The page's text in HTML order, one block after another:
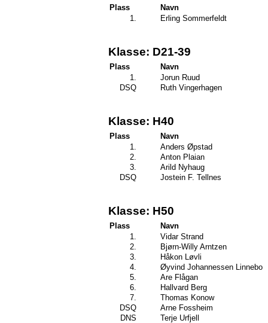
Plass
Navn
1.
Erling Sommerfeldt
Klasse: D21-39
Plass
Navn
1.
Jorun Ruud
DSQ
Ruth Vingerhagen
Klasse: H40
Plass
Navn
1.
Anders Øpstad
2.
Anton Plaian
3.
Arild Nyhaug
DSQ
Jostein F. Tellnes
Klasse: H50
Plass
Navn
1.
Vidar Strand
2.
Bjørn-Willy Arntzen
3.
Håkon Løvli
4.
Øyvind Johannessen Linnebo
5.
Are Flågan
6.
Hallvard Berg
7.
Thomas Konow
DSQ
Arne Fossheim
DNS
Terje Urfjell